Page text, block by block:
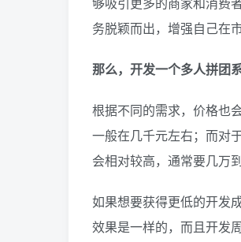
务脱颖而出，增强自己在
那么，开发一个多人拼团
根据不同的需求，价格也
一般在几千元左右；而对
会相对较高，通常要几万
如果想要获得更低的开发
效果是一样的，而且开发